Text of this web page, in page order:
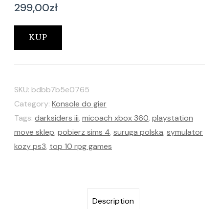
299,00zł
KUP
SKU: bdbb7b5e0765
Category: Konsole do gier
Tags: darksiders iii, micoach xbox 360, playstation
move sklep, pobierz sims 4, suruga polska, symulator
kozy ps3, top 10 rpg games
Description